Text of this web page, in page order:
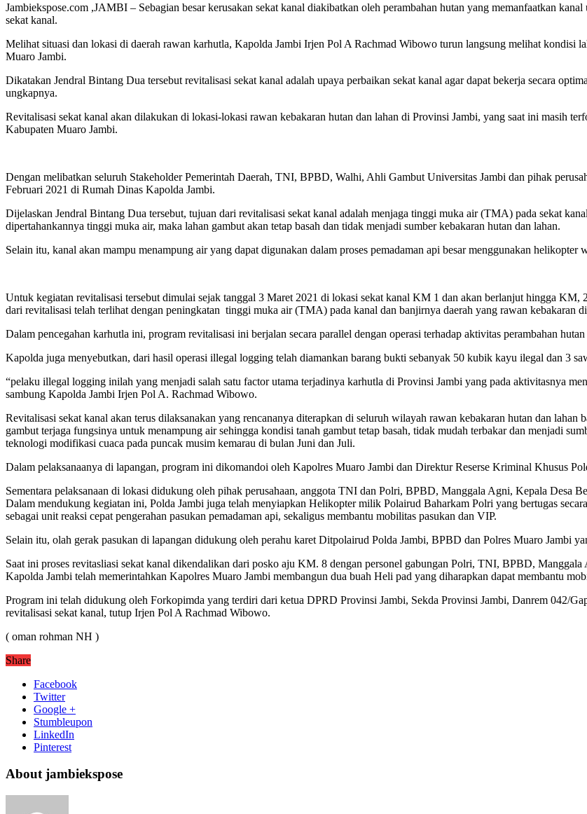
Jambiekspose.com ,JAMBI – Sebagian besar kerusakan sekat kanal diakibatkan oleh perambahan hutan yang memanfaatkan
sekat kanal.
Melihat situasi dan lokasi di daerah rawan karhutla, Kapolda Jambi Irjen Pol A Rachmad Wibowo turun langsung melihat kondisi
Muaro Jambi.
Dikatakan Jendral Bintang Dua tersebut revitalisasi sekat kanal adalah upaya perbaikan sekat kanal agar dapat bekerja secara
ungkapnya.
Revitalisasi sekat kanal akan dilakukan di lokasi-lokasi rawan kebakaran hutan dan lahan di Provinsi Jambi, yang saat ini masih
Kabupaten Muaro Jambi.
Dengan melibatkan seluruh Stakeholder Pemerintah Daerah, TNI, BPBD, Walhi, Ahli Gambut Universitas Jambi dan pihak
Februari 2021 di Rumah Dinas Kapolda Jambi.
Dijelaskan Jendral Bintang Dua tersebut, tujuan dari revitalisasi sekat kanal adalah menjaga tinggi muka air (TMA) pada sekat
dipertahankannya tinggi muka air, maka lahan gambut akan tetap basah dan tidak menjadi sumber kebakaran hutan dan lahan.
Selain itu, kanal akan mampu menampung air yang dapat digunakan dalam proses pemadaman api besar menggunakan
Untuk kegiatan revitalisasi tersebut dimulai sejak tanggal 3 Maret 2021 di lokasi sekat kanal KM 1 dan akan berlanjut hingga KM,
dari revitalisasi telah terlihat dengan peningkatan tinggi muka air (TMA) pada kanal dan banjirnya daerah yang rawan kebakaran
Dalam pencegahan karhutla ini, program revitalisasi ini berjalan secara parallel dengan operasi terhadap aktivitas perambahan
Kapolda juga menyebutkan, dari hasil operasi illegal logging telah diamankan barang bukti sebanyak 50 kubik kayu ilegal dan 3
“pelaku illegal logging inilah yang menjadi salah satu factor utama terjadinya karhutla di Provinsi Jambi yang pada aktivitasnya
sambung Kapolda Jambi Irjen Pol A. Rachmad Wibowo.
Revitalisasi sekat kanal akan terus dilaksanakan yang rencananya diterapkan di seluruh wilayah rawan kebakaran hutan dan lahan
gambut terjaga fungsinya untuk menampung air sehingga kondisi tanah gambut tetap basah, tidak mudah terbakar dan menjadi
teknologi modifikasi cuaca pada puncak musim kemarau di bulan Juni dan Juli.
Dalam pelaksanaanya di lapangan, program ini dikomandoi oleh Kapolres Muaro Jambi dan Direktur Reserse Kriminal Khusus
Sementara pelaksanaan di lokasi didukung oleh pihak perusahaan, anggota TNI dan Polri, BPBD, Manggala Agni, Kepala Desa
Dalam mendukung kegiatan ini, Polda Jambi juga telah menyiapkan Helikopter milik Polairud Baharkam Polri yang bertugas
sebagai unit reaksi cepat pengerahan pasukan pemadaman api, sekaligus membantu mobilitas pasukan dan VIP.
Selain itu, olah gerak pasukan di lapangan didukung oleh perahu karet Ditpolairud Polda Jambi, BPBD dan Polres Muaro Jambi
Saat ini proses revitasliasi sekat kanal dikendalikan dari posko aju KM. 8 dengan personel gabungan Polri, TNI, BPBD,
Kapolda Jambi telah memerintahkan Kapolres Muaro Jambi membangun dua buah Heli pad yang diharapkan dapat membantu
Program ini telah didukung oleh Forkopimda yang terdiri dari ketua DPRD Provinsi Jambi, Sekda Provinsi Jambi, Danrem 042/
revitalisasi sekat kanal, tutup Irjen Pol A Rachmad Wibowo.
( oman rohman NH )
Share
Facebook
Twitter
Google +
Stumbleupon
LinkedIn
Pinterest
About jambiekspose